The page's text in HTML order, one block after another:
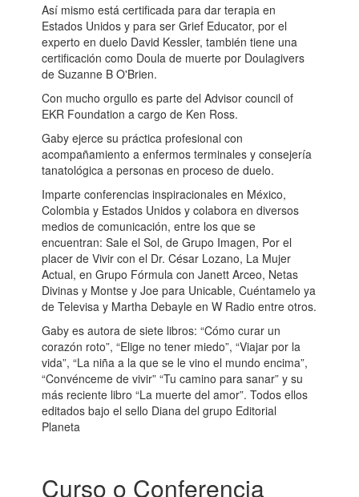
Así mismo está certificada para dar terapia en
Estados Unidos y para ser Grief Educator, por el
experto en duelo David Kessler, también tiene una
certificación como Doula de muerte por Doulagivers
de Suzanne B O'Brien.
Con mucho orgullo es parte del Advisor council of
EKR Foundation a cargo de Ken Ross.
Gaby ejerce su práctica profesional con
acompañamiento a enfermos terminales y consejería
tanatológica a personas en proceso de duelo.
Imparte conferencias inspiracionales en México,
Colombia y Estados Unidos y colabora en diversos
medios de comunicación, entre los que se
encuentran: Sale el Sol, de Grupo Imagen, Por el
placer de Vivir con el Dr. César Lozano, La Mujer
Actual, en Grupo Fórmula con Janett Arceo, Netas
Divinas y Montse y Joe para Unicable, Cuéntamelo ya
de Televisa y Martha Debayle en W Radio entre otros.
Gaby es autora de siete libros: “Cómo curar un
corazón roto”, “Elige no tener miedo”, “Viajar por la
vida”, “La niña a la que se le vino el mundo encima”,
“Convénceme de vivir” “Tu camino para sanar” y su
más reciente libro “La muerte del amor”. Todos ellos
editados bajo el sello Diana del grupo Editorial
Planeta
Curso o Conferencia